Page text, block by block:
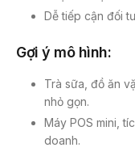
Dễ tiếp cận đối
Gợi ý mô hình:
Trà sữa, đồ ăn
nhỏ gọn.
Máy POS mini,
doanh.